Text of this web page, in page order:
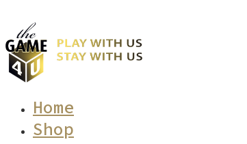
Home
Shop